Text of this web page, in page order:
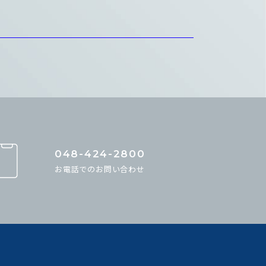
048-424-2800
お電話でのお問い合わせ